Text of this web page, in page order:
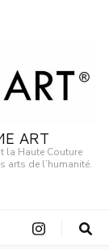
ART
la Haute Couture
arts de l’humanité.